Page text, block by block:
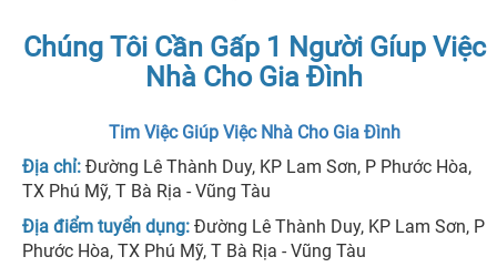
Chúng Tôi Cần Gấp 1 Người Gíup Việc
Nhà Cho Gia Đình
Tim Việc Giúp Việc Nhà Cho Gia Đình
Địa chỉ: Đường Lê Thành Duy, KP Lam Sơn, P Phước Hòa,
TX Phú Mỹ, T Bà Rịa - Vũng Tàu
Địa điểm tuyển dụng: Đường Lê Thành Duy, KP Lam Sơn, P
Phước Hòa, TX Phú Mỹ, T Bà Rịa - Vũng Tàu